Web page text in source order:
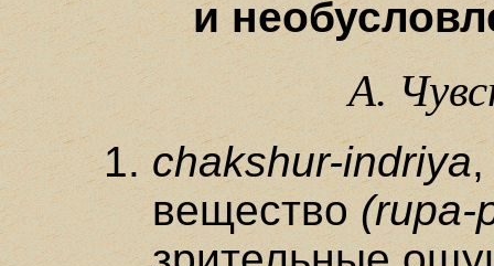
и
А.
chakshur-indriya
вещество (rupa-